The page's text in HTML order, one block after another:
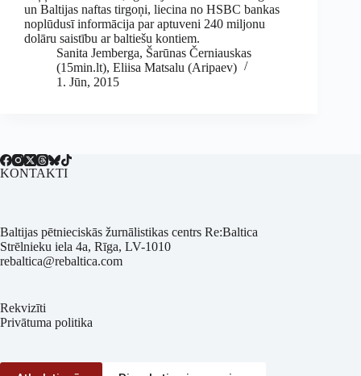
un Baltijas naftas tirgoņi, liecina no HSBC bankas
noplūdusī informācija par aptuveni 240 miljonu
dolāru saistību ar baltiešu kontiem.
Sanita Jemberga, Šarūnas Černiauskas
(15min.lt), Eliisa Matsalu (Aripaev)
1. Jūn, 2015
KONTAKTI
Baltijas pētnieciskās žurnālistikas centrs Re:Baltica
Strēlnieku iela 4a, Rīga, LV-1010
rebaltica@rebaltica.com
Rekvizīti
Privātuma politika